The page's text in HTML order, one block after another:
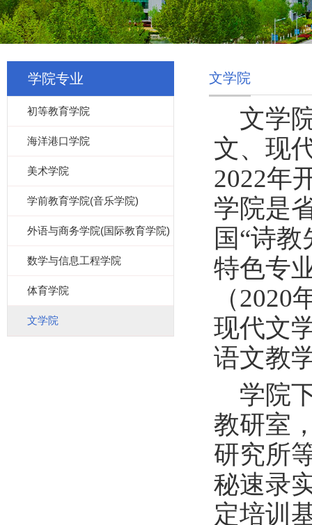
学院专业
初等教育学院
海洋港口学院
美术学院
学前教育学院(音乐学院)
外语与商务学院(国际教育学院)
数学与信息工程学院
体育学院
文学院
文学院
文学
文、现
2022年
学院是
国“诗
特色专
（
现代文
语文教
学院
教研室
研究所
秘速录
定培训